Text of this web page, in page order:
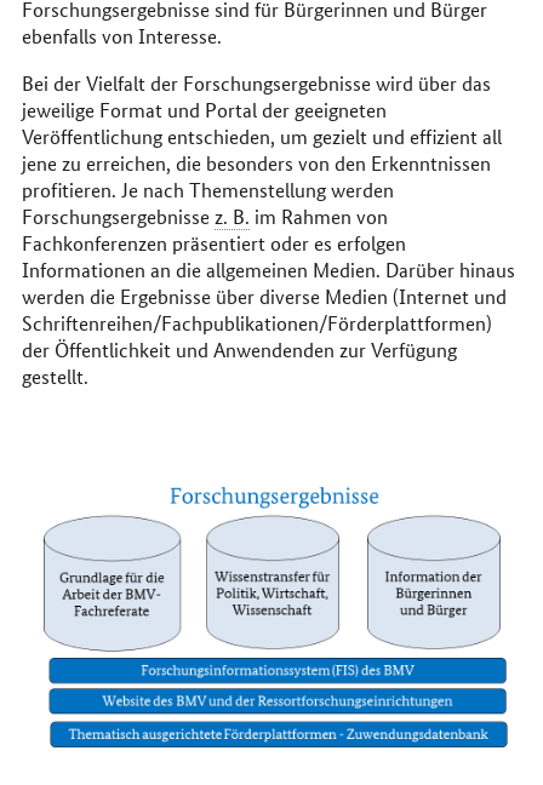
Forschungsergebnisse sind für Bürgerinnen und Bürger
ebenfalls von Interesse.
Bei der Vielfalt der Forschungsergebnisse wird über das
jeweilige Format und Portal der geeigneten
Veröffentlichung entschieden, um gezielt und effizient all
jene zu erreichen, die besonders von den Erkenntnissen
profitieren. Je nach Themenstellung werden
Forschungsergebnisse z. B. im Rahmen von
Fachkonferenzen präsentiert oder es erfolgen
Informationen an die allgemeinen Medien. Darüber hinaus
werden die Ergebnisse über diverse Medien (Internet und
Schriftenreihen/Fachpublikationen/Förderplattformen)
der Öffentlichkeit und Anwendenden zur Verfügung
gestellt.